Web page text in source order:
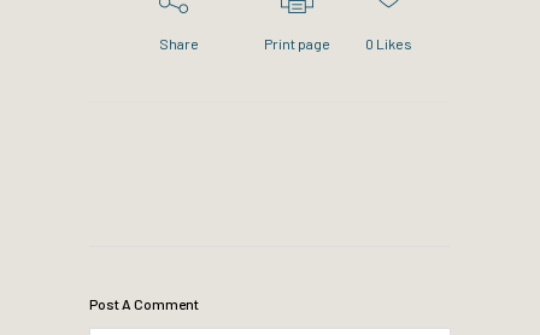
Share Print page 0 Likes
Post A Comment